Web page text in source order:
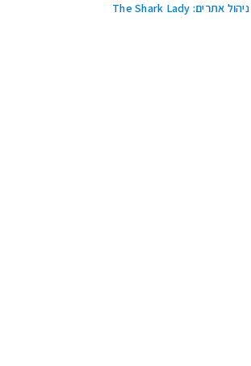
ניהול אתרים: The Shark Lady